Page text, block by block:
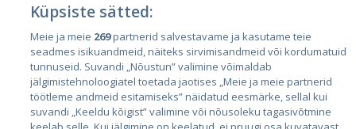
Riigid
Eesti
Läti
Leedu
Küpsiste sätted:
Meie ja meie 269partnerid salvestavame ja kasutame teie
seadmes isikuandmeid, näiteks sirvimisandmeid või kordumatuid
tunnuseid. Suvandi „Nõustun” valimine võimaldab
jälgimistehnoloogiatel toetada jaotises „Meie ja meie partnerid
töötleme andmeid esitamiseks” näidatud eesmärke, sellal kui
suvandi „Keeldu kõigist” valimine või nõusoleku tagasivõtmine